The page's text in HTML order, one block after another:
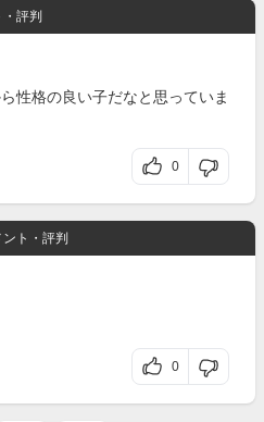
評判
性格の良い子だなと思っていま
0
ト・評判
0